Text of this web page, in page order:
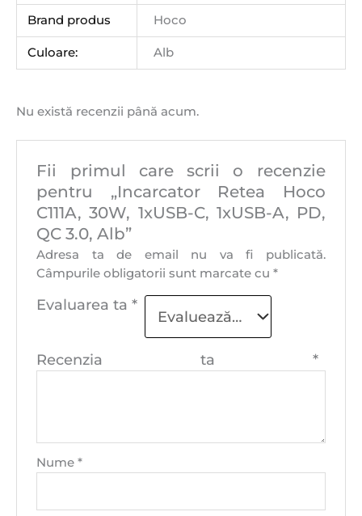
Brand produs Hoco
Culoare: Alb
Nu există recenzii până acum.
Fii primul care scrii o recenzie
pentru „Incarcator Retea Hoco
C111A, 30W, 1xUSB-C, 1xUSB-A, PD,
QC 3.0, Alb”
Adresa ta de email nu va fi publicată.
Câmpurile obligatorii sunt marcate cu*
Evaluarea ta*
Recenzia ta *
Nume*